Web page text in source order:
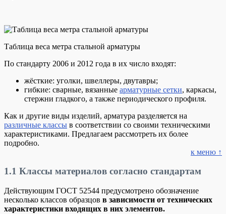
Таблица веса метра стальной арматуры
По стандарту 2006 и 2012 года в их число входят:
жёсткие: уголки, швеллеры, двутавры;
гибкие: сварные, вязанные арматурные сетки, каркасы,
стержни гладкого, а также периодического профиля.
Как и другие виды изделий, арматура разделяется на
различные классы в соответствии со своими техническими
характеристиками. Предлагаем рассмотреть их более
подробно.
к меню ↑
1.1 Классы материалов согласно стандартам
Действующим ГОСТ 52544 предусмотрено обозначение
несколько классов образцов в зависимости от технических
характеристики входящих в них элементов.